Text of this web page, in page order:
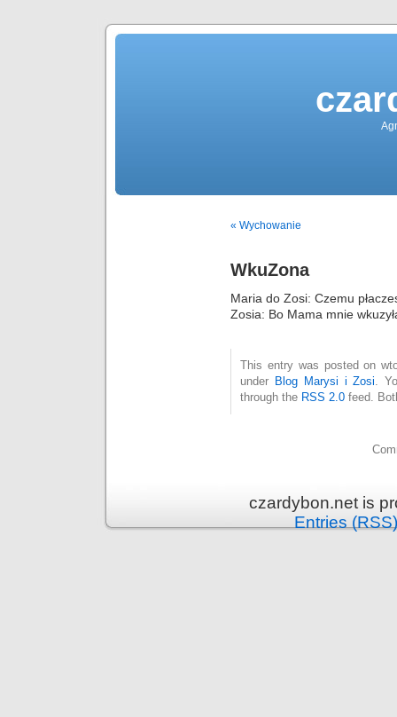
« Wychowanie
WkuZona
Maria do Zosi: Czemu
Zosia: Bo Mama mnie
This entry was posted on
under Blog Marysi i Zosi .
through the RSS 2.0 feed.
czardybon.net is
Entries (RSS)